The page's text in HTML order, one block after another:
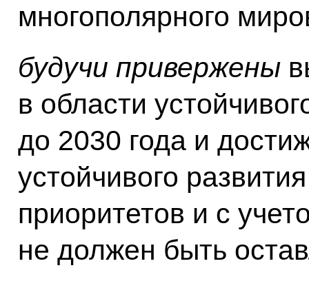
многополярного
будучи привержены
в области
до 2030 года и
устойчивого
приоритетов и с
не должен быть